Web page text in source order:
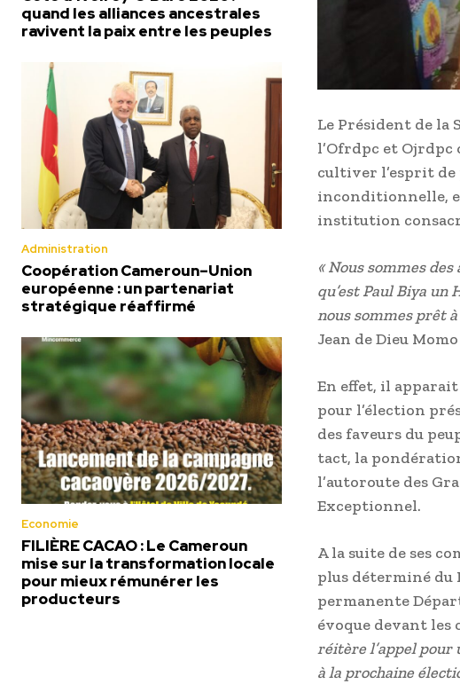
quand les alliances ancestrales
ravivent la paix entre les peuples
Administration
Coopération Cameroun–Union
européenne : un partenariat
stratégique réaffirmé
Economie
FILIÈRE CACAO : Le Cameroun
mise sur la transformation locale
pour mieux rémunérer les
producteurs
Le Président de la
l’Ofrdpc et
cultiver l’esprit
inconditionnelle,
institution
« Nous sommes
qu’est Paul Biya
nous sommes prêt
Jean de Dieu
En effet, il
pour l’élection
des faveurs du
tact, la
l’autoroute des
Exceptionnel.
A la suite de ses
plus déterminé du
permanente
évoque devant les
réitère l’appel pour
à la prochaine